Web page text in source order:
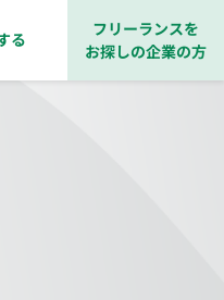
る
フリーランスを
お探しの企業の方